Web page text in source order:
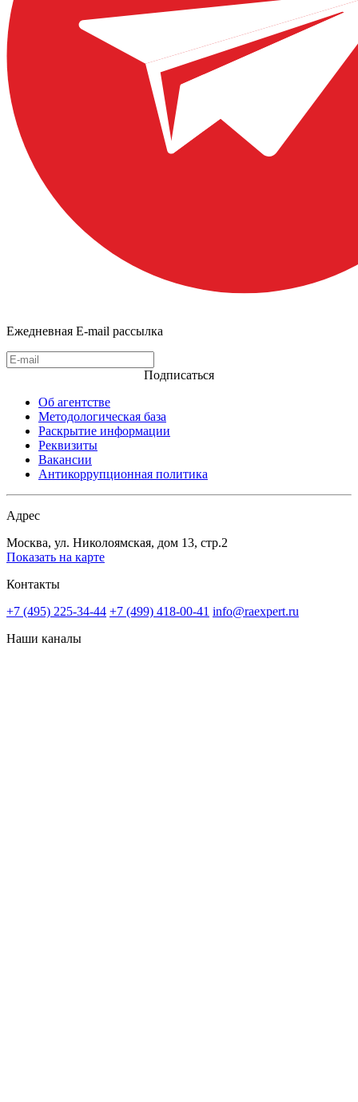
Ежедневная E-mail рассылка
Подписаться
Об агентстве
Методологическая база
Раскрытие информации
Реквизиты
Вакансии
Антикоррупционная политика
Адрес
Москва, ул. Николоямская, дом 13, стр.2
Показать на карте
Контакты
+7 (495) 225-34-44 +7 (499) 418-00-41 info@raexpert.ru
Наши каналы